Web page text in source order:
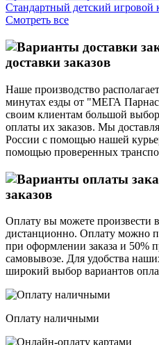
Стандартный детский
Смотреть все
доставки заказов
Наше производство
минутах езды от "МЕГА
своим клиентам большой
оплаты их заказов. Мы
России с помощью нашей
помощью проверенных
заказов
Оплату вы можете произвести
дистанционно. Оплату можно
при оформлении заказа и 50%
самовывозе. Для удобства
широкий выбор вариантов
Оплату наличными